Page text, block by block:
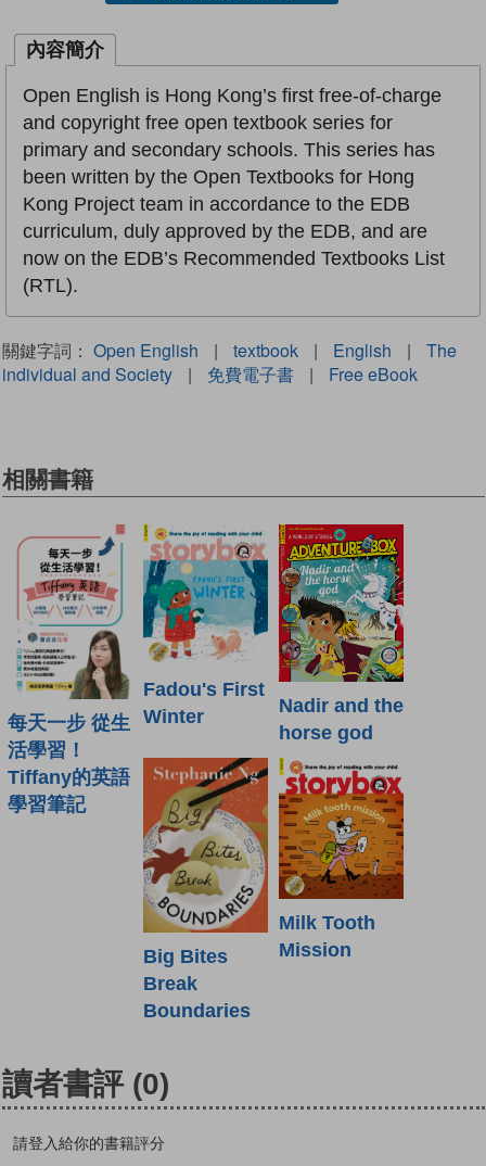
內容簡介
Open English is Hong Kong’s first free-of-charge
and copyright free open textbook series for
primary and secondary schools. This series has
been written by the Open Textbooks for Hong
Kong Project team in accordance to the EDB
curriculum, duly approved by the EDB, and are
now on the EDB’s Recommended Textbooks List
(RTL).
關鍵字詞： Open English | textbook | English |
The
individual and Society
| 免費電子書 | Free eBook
相關書籍
每天一步 從生
活學習！
Tiffany的英語
學習筆記
Fadou's First
Winter
Nadir and the
horse god
Big Bites
Break
Boundaries
Milk Tooth
Mission
讀者書評 (0)
請登入給你的書籍評分